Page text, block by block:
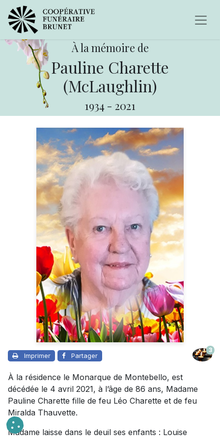
À la mémoire de
Pauline Charette
(McLaughlin)
1934 - 2021
Imprimer Partager
3
À la résidence le Monarque de Montebello, est
décédée le 4 avril 2021, à l’âge de 86 ans, Madame
Pauline Charette fille de feu Léo Charette et de feu
Miralda Thauvette.
Madame laisse dans le deuil ses enfants : Louise